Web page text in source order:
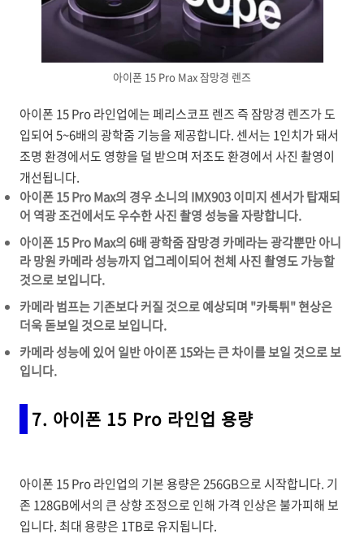
아이폰 15 Pro Max 잠망경 렌즈
아이폰 15 Pro 라인업에는 페리스코프 렌즈 즉 잠망경 렌즈가 도
입되어 5~6배의 광학줌 기능을 제공합니다. 센서는 1인치가 돼서
조명 환경에서도 영향을 덜 받으며 저조도 환경에서 사진 촬영이
개선됩니다.
아이폰 15 Pro Max의 경우 소니의 IMX903 이미지 센서가 탑재되
어 역광 조건에서도 우수한 사진 촬영 성능을 자랑합니다.
아이폰 15 Pro Max의 6배 광학줌 잠망경 카메라는 광각뿐만 아니
라 망원 카메라 성능까지 업그레이되어 천체 사진 촬영도 가능할
것으로 보입니다.
카메라 범프는 기존보다 커질 것으로 예상되며 "카툭튀" 현상은
더욱 돋보일 것으로 보입니다.
카메라 성능에 있어 일반 아이폰 15와는 큰 차이를 보일 것으로 보
입니다.
7. 아이폰 15 Pro 라인업 용량
아이폰 15 Pro 라인업의 기본 용량은 256GB으로 시작합니다. 기
존 128GB에서의 큰 상향 조정으로 인해 가격 인상은 불가피해 보
입니다. 최대 용량은 1TB로 유지됩니다.